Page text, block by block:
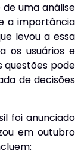
uma análise
a importância
levou a essa
os usuários e
questões pode
de decisões
foi anunciado
em outubro